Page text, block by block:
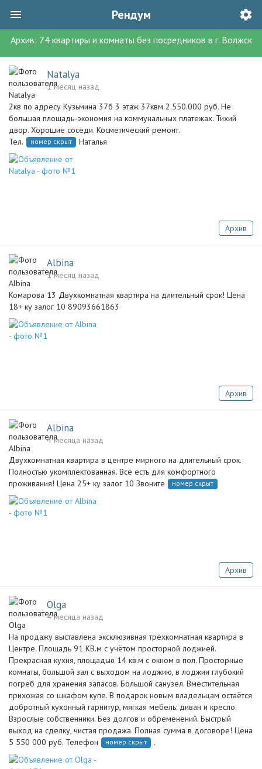
Рендум
Архив: 74квартиры и комнаты без посредников в г. Волжск
Natalya
1 месяц назад
2кв по адресу Кузьмина 37б 3 этаж 37квм 2.550.000 руб. Не
большая площадь-экономия на коммунальных платежах. Тихий
двор. Хорошие соседи. Косметический ремонт.
Тел.
номер скрыт Наталья
Архив
Albina
1 месяц назад
Комарова 13 Двухкомнатная квартира на длительный срок! Цена
18+ ку залог 10 89093661863
Архив
Albina
4 месяца назад
Двухкомнатная квартира в центре мирного на длительный срок.
Полностью укомплектованная. Всё есть для комфортного
проживания! Цена 25+ ку залог 10 Звоните
номер скрыт
Архив
Olga
4 месяца назад
На продажу выставлена эксклюзивная трёхкомнатная квартира в
Центре. Площадь 91 КВ.м с учётом просторной лоджией.
Прекрасная кухня, площадью 14 кв.м с окном в пол. Просторные
комнаты, большой зал с выходом на лоджию, в лоджии глубокий
погреб для хранения запасов. Большой санузел. Вместительная
прихожая со шкафом купе. В подарок новым владельцам остаётся
добротный кухонный гарнитур, мягкая мебель: диван и кресло.
Взрослые собственники. Без долгов и обременений. Быстрый
выход на сделку, чистая продажа. Полная сумма в договоре! Цена
5 550 000 руб. Телефон
номер скрыт .